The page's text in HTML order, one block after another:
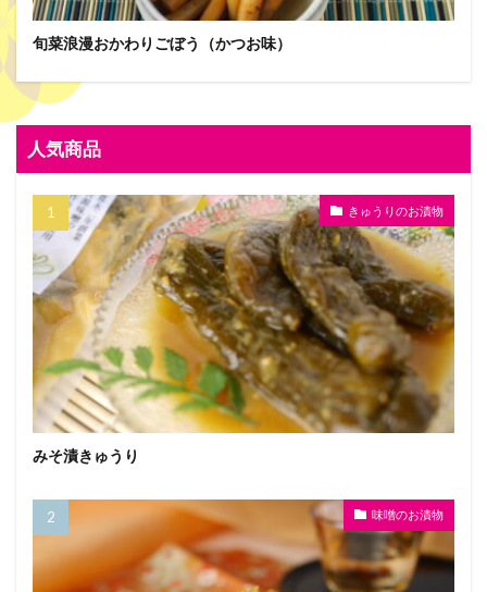
旬菜浪漫おかわりごぼう（かつお味）
人気商品
きゅうりのお漬物
みそ漬きゅうり
味噌のお漬物